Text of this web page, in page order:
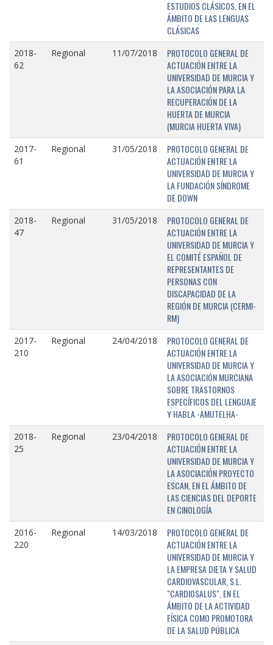
ESTUDIOS CLÁSICOS, EN EL
ÁMBITO DE LAS LENGUAS
CLÁSICAS
2018-
62
Regional 11/07/2018
PROTOCOLO GENERAL DE
ACTUACIÓN ENTRE LA
UNIVERSIDAD DE MURCIA Y
LA ASOCIACIÓN PARA LA
RECUPERACIÓN DE LA
HUERTA DE MURCIA
(MURCIA HUERTA VIVA)
2017-
61
Regional 31/05/2018
PROTOCOLO GENERAL DE
ACTUACIÓN ENTRE LA
UNIVERSIDAD DE MURCIA Y
LA FUNDACIÓN SÍNDROME
DE DOWN
2018-
47
Regional 31/05/2018
PROTOCOLO GENERAL DE
ACTUACIÓN ENTRE LA
UNIVERSIDAD DE MURCIA Y
EL COMITÉ ESPAÑOL DE
REPRESENTANTES DE
PERSONAS CON
DISCAPACIDAD DE LA
REGIÓN DE MURCIA (CERMI-
RM)
2017-
210
Regional 24/04/2018
PROTOCOLO GENERAL DE
ACTUACIÓN ENTRE LA
UNIVERSIDAD DE MURCIA Y
LA ASOCIACIÓN MURCIANA
SOBRE TRASTORNOS
ESPECÍFICOS DEL LENGUAJE
Y HABLA -AMUTELHA-
2018-
25
Regional 23/04/2018
PROTOCOLO GENERAL DE
ACTUACIÓN ENTRE LA
UNIVERSIDAD DE MURCIA Y
LA ASOCIACIÓN PROYECTO
ESCAN, EN EL ÁMBITO DE
LAS CIENCIAS DEL DEPORTE
EN CINOLOGÍA
2016-
220
Regional 14/03/2018
PROTOCOLO GENERAL DE
ACTUACIÓN ENTRE LA
UNIVERSIDAD DE MURCIA Y
LA EMPRESA DIETA Y SALUD
CARDIOVASCULAR, S.L.
"CARDIOSALUS", EN EL
ÁMBITO DE LA ACTIVIDAD
FÍSICA COMO PROMOTORA
DE LA SALUD PÚBLICA